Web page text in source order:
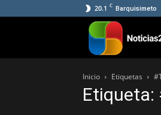
20.1 C Barquisimeto
Inicio Etiquetas
Etiqueta: